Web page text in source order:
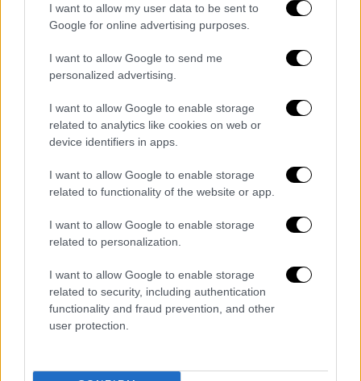
I want to allow my user data to be sent to
Google for online advertising purposes.
I want to allow Google to send me
personalized advertising.
I want to allow Google to enable storage
related to analytics like cookies on web or
device identifiers in apps.
I want to allow Google to enable storage
related to functionality of the website or app.
I want to allow Google to enable storage
related to personalization.
I want to allow Google to enable storage
related to security, including authentication
functionality and fraud prevention, and other
user protection.
στρατιωτική του ηγεσία στους 11 μήνες της
λεγόμενης «ειδικής στρατιωτικής
επιχείρησης», κατά την έναρξη της οποίας οι
δυνάμεις του είχαν καταλάβει μεγάλες
περιοχές στην νότια και ανατολική Ουκρανία,
αλλά έκτοτε έχουν υποστεί σειρά από
οδυνηρές ήττες και οπισθοχωρήσεις.
Την περασμένη εβδομάδα ο Σοϊγκού
τοποθέτησε τον στρατηγόΒαλέρι
, αρχηγό του γενικού επιτελείου,
διοικητή του ρωσικού στρατού στην
την Παρασκευή ότι έχει θέσει υπό τον
έλεγχο του την πόλη Σολεντάρ – μια μικρή
πόλη με αλατωρυχεία στην περιοχή